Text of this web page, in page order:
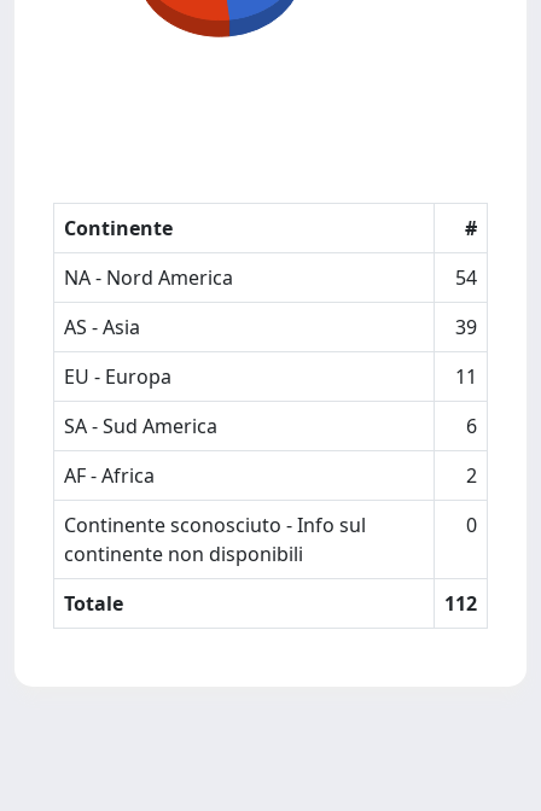
Continente
#
NA - Nord America
54
AS - Asia
39
EU - Europa
11
SA - Sud America
6
AF - Africa
2
Continente sconosciuto - Info sul
continente non disponibili
0
Totale 112